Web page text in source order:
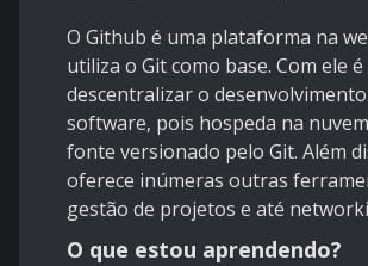
O Github é uma plataforma na
utiliza o Git como base. Com ele
descentralizar o
software, pois hospeda na
fonte versionado pelo Git. Além
oferece inúmeras outras
gestão de projetos e até
O que estou aprendendo?